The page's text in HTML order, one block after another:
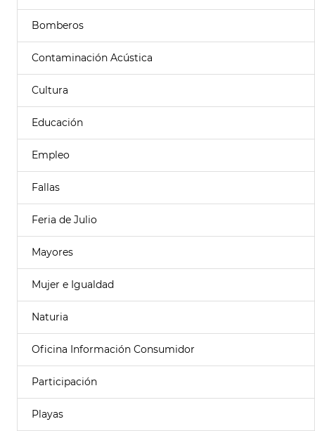
Bomberos
Contaminación Acústica
Cultura
Educación
Empleo
Fallas
Feria de Julio
Mayores
Mujer e Igualdad
Naturia
Oficina Información Consumidor
Participación
Playas